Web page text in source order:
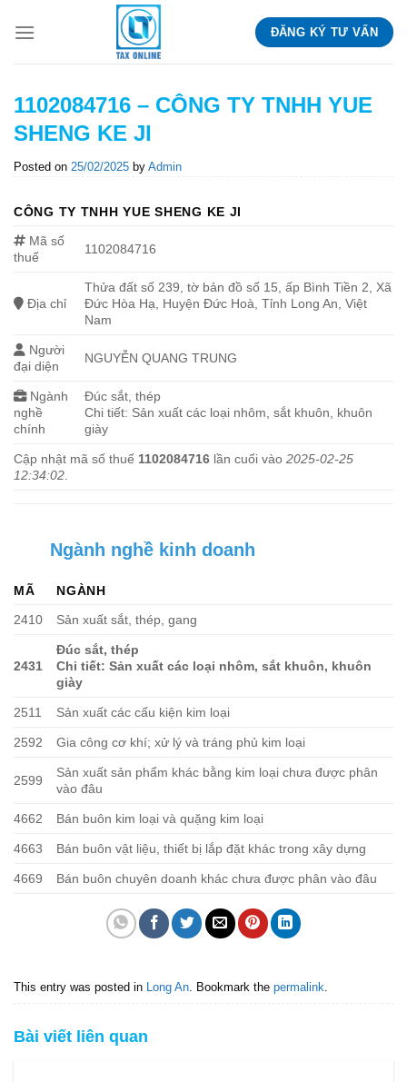
ĐĂNG KÝ TƯ VẤN
1102084716 – CÔNG TY TNHH YUE
SHENG KE JI
Posted on 25/02/2025 by Admin
CÔNG TY TNHH YUE SHENG KE JI
Mã số
thuế
1102084716
Địa chỉ
Thửa đất số 239, tờ bản đồ số 15, ấp Bình Tiền 2, Xã
Đức Hòa Hạ, Huyện Đức Hoà, Tỉnh Long An, Việt
Nam
Người
đại diện
NGUYỄN QUANG TRUNG
Ngành
nghề
chính
Đúc sắt, thép
Chi tiết: Sản xuất các loại nhôm, sắt khuôn, khuôn
giày
Cập nhật mã số thuế 1102084716 lần cuối vào 2025-02-25
12:34:02
Ngành nghề kinh doanh
MÃ
NGÀNH
2410
Sản xuất sắt, thép, gang
2431
Đúc sắt, thép
Chi tiết: Sản xuất các loại nhôm, sắt khuôn, khuôn
giày
2511 Sản xuất các cấu kiện kim loại
2592 Gia công cơ khí; xử lý và tráng phủ kim loại
2599
Sản xuất sản phẩm khác bằng kim loại chưa được phân
vào đâu
4662 Bán buôn kim loại và quặng kim loại
4663 Bán buôn vật liệu, thiết bị lắp đặt khác trong xây dựng
4669 Bán buôn chuyên doanh khác chưa được phân vào đâu
This entry was posted in Long An . Bookmark the permalink
Bài viết liên quan